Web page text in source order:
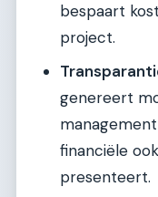
bespaart
project.
genereert
financiële
presenteert.